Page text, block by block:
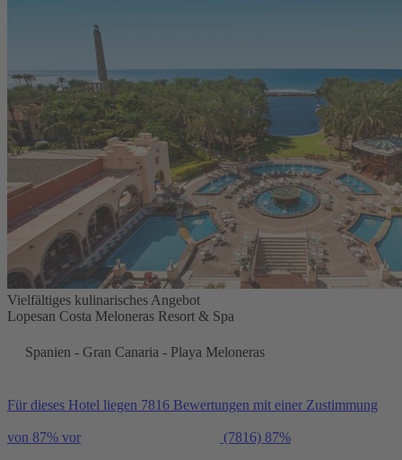
Vielfältiges kulinarisches Angebot
Lopesan Costa Meloneras Resort & Spa
Spanien - Gran Canaria - Playa Meloneras
Für dieses Hotel liegen 7816 Bewertungen mit einer Zustimmung
von 87% vor (7816) 87%